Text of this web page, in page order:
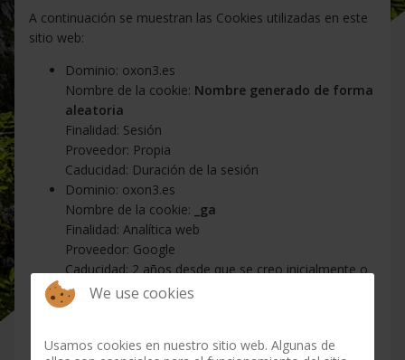
A continuación se muestran las Cookies utilizadas en este
sitio web:
Dominio: oxon3.es
Nombre de la cookie: Nombre generado de forma
aleatoria
Finalidad: Sesión
Proveedor: Propia
Caducidad: Duración de la sesión
Dominio: oxon3.es
Nombre de la cookie:
_ga
Finalidad: Analítica web
Proveedor: Google
Caducidad: 2 años desde que se creo inicialmente o
se restableció
Dominio: oxon3.es
Finalidad: Analítica web
We use cookies
Usamos cookies en nuestro sitio web. Algunas de